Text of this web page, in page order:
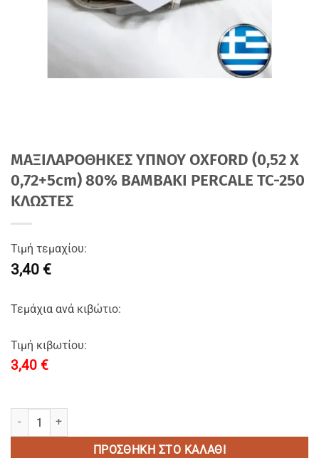
ΜΑΞΙΛΑΡΟΘΗΚΕΣ ΥΠΝΟΥ OXFORD (0,52 Χ
0,72+5cm) 80% BAMBAKI PERCALE TC-250
ΚΛΩΣΤΕΣ
Τιμή τεμαχίου:
3,40 €
Τεμάχια ανά κιβώτιο:
Τιμή κιβωτίου:
3,40 €
ΜΑΞΙΛΑΡΟΘΗΚΕΣ ΥΠΝΟΥ OXFORD (0,52 Χ 0,72+5cm) 80%
ΠΡΟΣΘΉΚΗ ΣΤΟ ΚΑΛΆΘΙ